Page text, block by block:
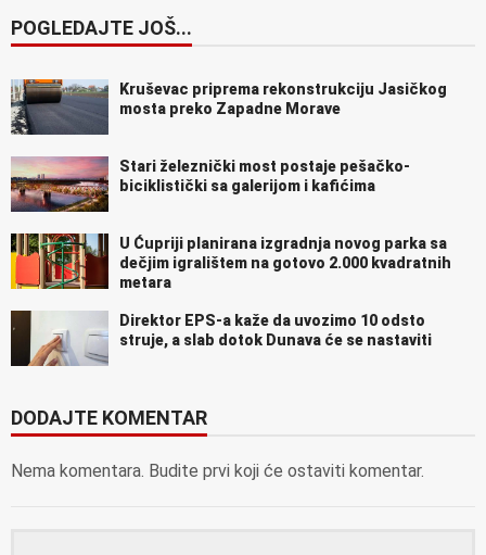
POGLEDAJTE JOŠ...
Kruševac priprema rekonstrukciju Jasičkog
mosta preko Zapadne Morave
Stari železnički most postaje pešačko-
biciklistički sa galerijom i kafićima
U Ćupriji planirana izgradnja novog parka sa
dečjim igralištem na gotovo 2.000 kvadratnih
metara
Direktor EPS-a kaže da uvozimo 10 odsto
struje, a slab dotok Dunava će se nastaviti
DODAJTE KOMENTAR
Nema komentara. Budite prvi koji će ostaviti komentar.